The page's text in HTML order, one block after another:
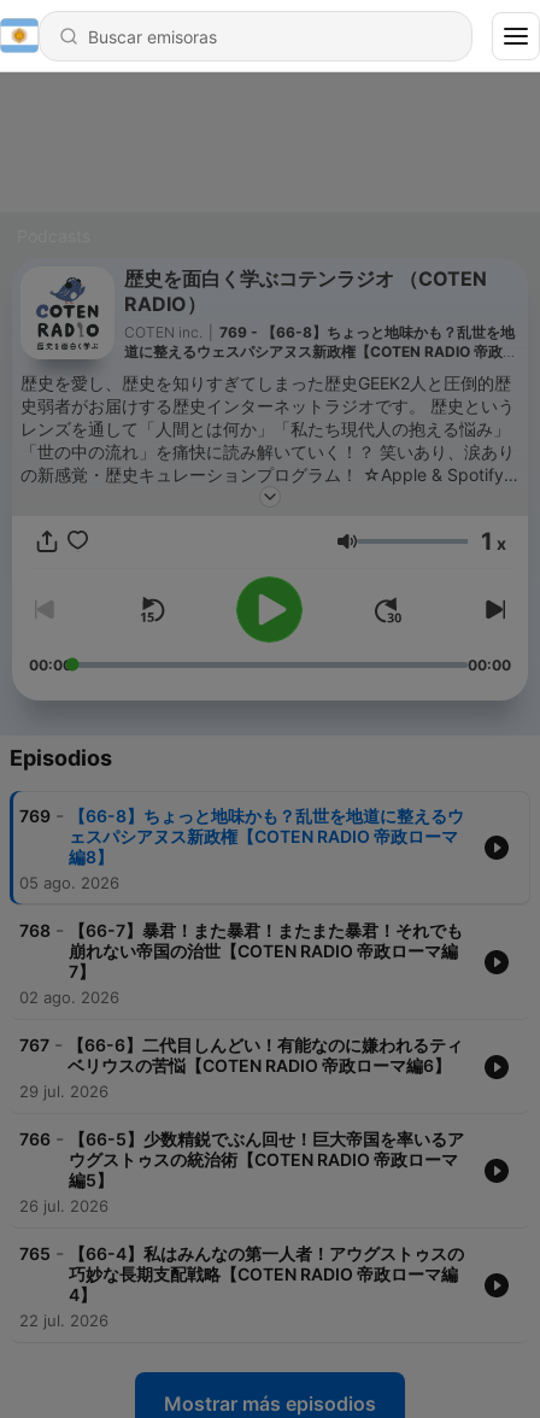
歴史を面白く学ぶコテンラジオ （COTEN
RADIO）
COTEN inc.
769 - 【66-8】ちょっと地味かも？乱世を地
道に整えるウェスパシアヌス新政権【COTEN RADIO 帝政ロ
ーマ編8】
歴史を愛し、歴史を知りすぎてしまった歴史GEEK2人と圧倒的歴
史弱者がお届けする歴史インターネットラジオです。 歴史という
レンズを通して「人間とは何か」「私たち現代人の抱える悩み」
「世の中の流れ」を痛快に読み解いていく！？ 笑いあり、涙あり
の新感覚・歴史キュレーションプログラム！ ☆Apple & Spotify
Podcast 部門別ランキング１位獲得！ ☆ジャパンポッドキャスト
ラジオ」ではなく「コテンラジオ」です ーーー COTEN RADIO is
the crazy history geeks group "COTEN" in Japan. ☆Apple &
Spotify Podcast in Japan category ranking No.1 ! ☆Japan
Podcast Awards 2019 Grand prize and Spotify prize !
Volumen 1 x
00:00 00:00
Episodios
769 -
【66-8】ちょっと地味かも？乱世を地道に整えるウ
ェスパシアヌス新政権【COTEN RADIO 帝政ローマ
編8】
05 ago. 2026
768 -
【66-7】暴君！また暴君！またまた暴君！それでも
崩れない帝国の治世【COTEN RADIO 帝政ローマ編
7】
02 ago. 2026
767 -
【66-6】二代目しんどい！有能なのに嫌われるティ
ベリウスの苦悩【COTEN RADIO 帝政ローマ編6】
29 jul. 2026
766 -
【66-5】少数精鋭でぶん回せ！巨大帝国を率いるア
ウグストゥスの統治術【COTEN RADIO 帝政ローマ
編5】
26 jul. 2026
765 -
【66-4】私はみんなの第一人者！アウグストゥスの
巧妙な長期支配戦略【COTEN RADIO 帝政ローマ編
4】
22 jul. 2026
Mostrar más episodios